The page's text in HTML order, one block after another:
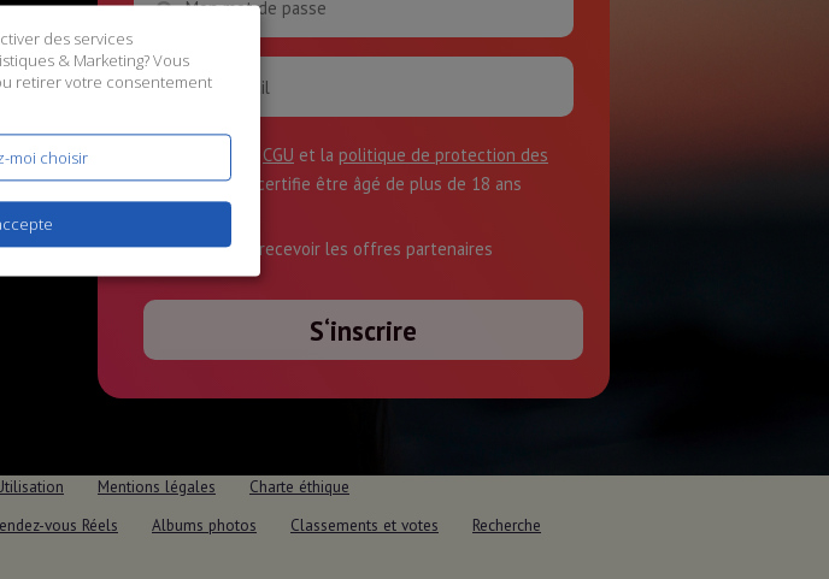
CGU et la politique de protection des
données, et certifie être âgé de plus de 18 ans
J'accepte de recevoir les offres partenaires
Mentions légales
Charte éthique
vous Réels Albums photos Classements et votes Recherche
des services
& Marketing? Vous
retirer votre consentement
moi choisir